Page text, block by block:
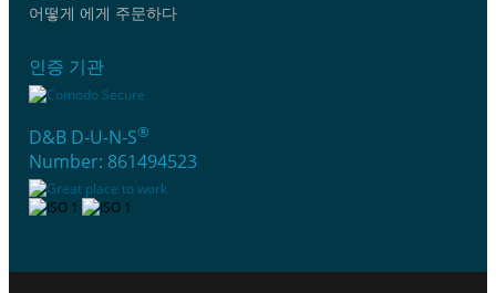
어떻게 에게 주문하다
인증 기관
D&B D-U-N-S®
Number: 861494523